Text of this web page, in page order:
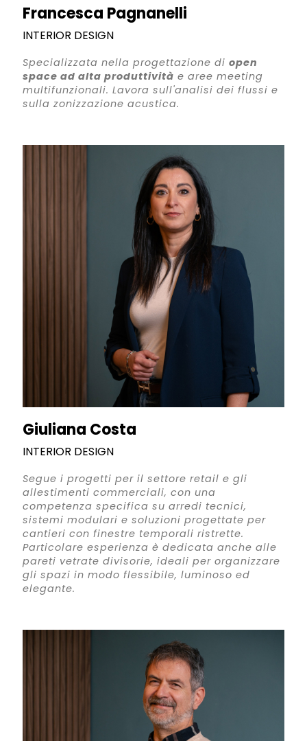
Francesca Pagnanelli
INTERIOR DESIGN
Specializzata nella progettazione di open
space ad alta produttività e aree meeting
multifunzionali. Lavora sull'analisi dei flussi e
sulla zonizzazione acustica.
Giuliana Costa
INTERIOR DESIGN
Segue i progetti per il settore retail e gli
allestimenti commerciali, con una
competenza specifica su arredi tecnici,
sistemi modulari e soluzioni progettate per
cantieri con finestre temporali ristrette.
Particolare esperienza è dedicata anche alle
pareti vetrate divisorie, ideali per organizzare
gli spazi in modo flessibile, luminoso ed
elegante.